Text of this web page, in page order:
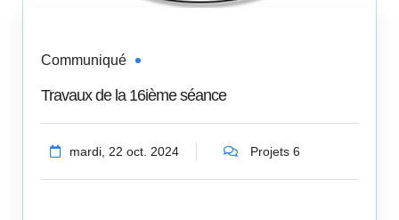
Communiqué
Travaux de la 16ième séance
mardi, 22 oct. 2024 Projets 6